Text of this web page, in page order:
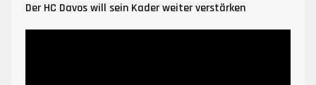
Der HC Davos will sein Kader weiter verstärken